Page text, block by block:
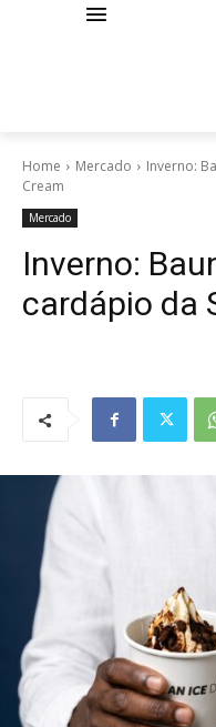
Home Mercado
Inverno:
Cream
Mercado
Inverno:
cardápio da